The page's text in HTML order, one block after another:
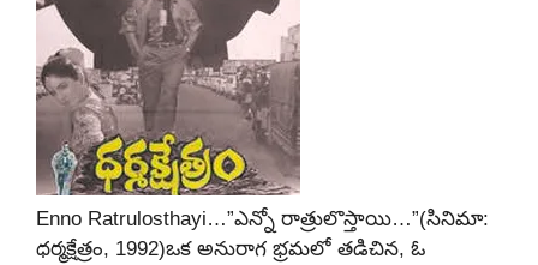
Enno Ratrulosthayi…”ఎన్నో రాత్రులొస్తాయి…”(సినిమా:
ధర్మక్షేత్రం, 1992)ఒక అనురాగ భ్రమలో తడిచిన, ఓ